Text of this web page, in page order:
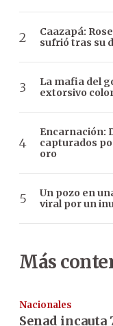
Caazapá:
sufrió tras su
La mafia del
extorsivo
Encarnación:
capturados
oro
Un pozo en
viral por un
Más
Nacionales
Senad incauta